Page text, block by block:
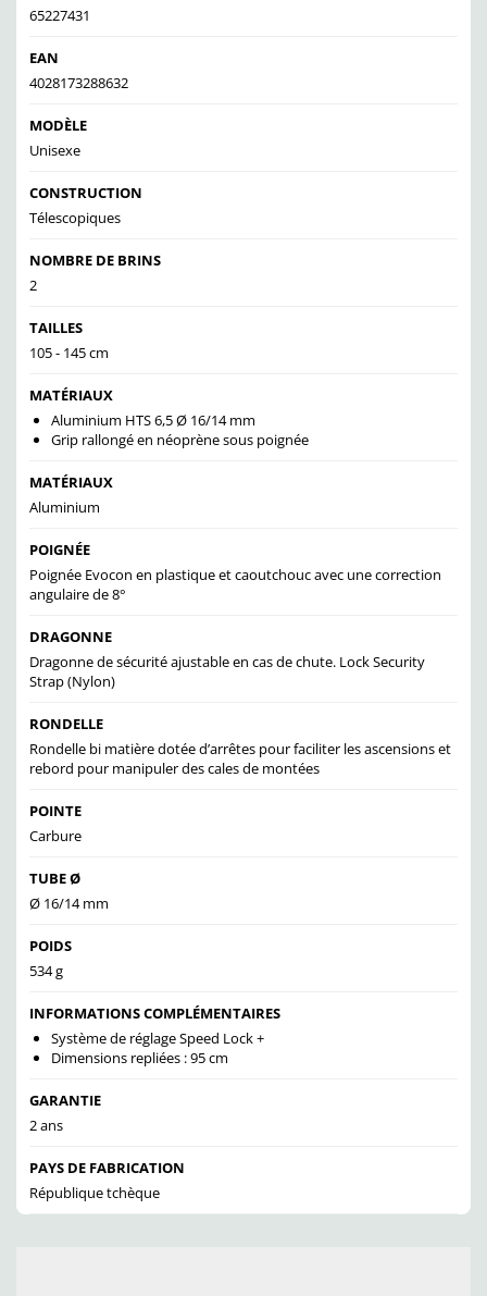
65227431
EAN
4028173288632
MODÈLE
Unisexe
CONSTRUCTION
Télescopiques
NOMBRE DE BRINS
2
TAILLES
105 - 145 cm
MATÉRIAUX
Aluminium HTS 6,5 Ø 16/14 mm
Grip rallongé en néoprène sous poignée
MATÉRIAUX
Aluminium
POIGNÉE
Poignée Evocon en plastique et caoutchouc avec une correction
angulaire de 8°
DRAGONNE
Dragonne de sécurité ajustable en cas de chute. Lock Security
Strap (Nylon)
RONDELLE
Rondelle bi matière dotée d’arrêtes pour faciliter les ascensions et
rebord pour manipuler des cales de montées
POINTE
Carbure
TUBE Ø
Ø 16/14 mm
POIDS
534 g
INFORMATIONS COMPLÉMENTAIRES
Système de réglage Speed Lock +
Dimensions repliées : 95 cm
GARANTIE
2 ans
PAYS DE FABRICATION
République tchèque